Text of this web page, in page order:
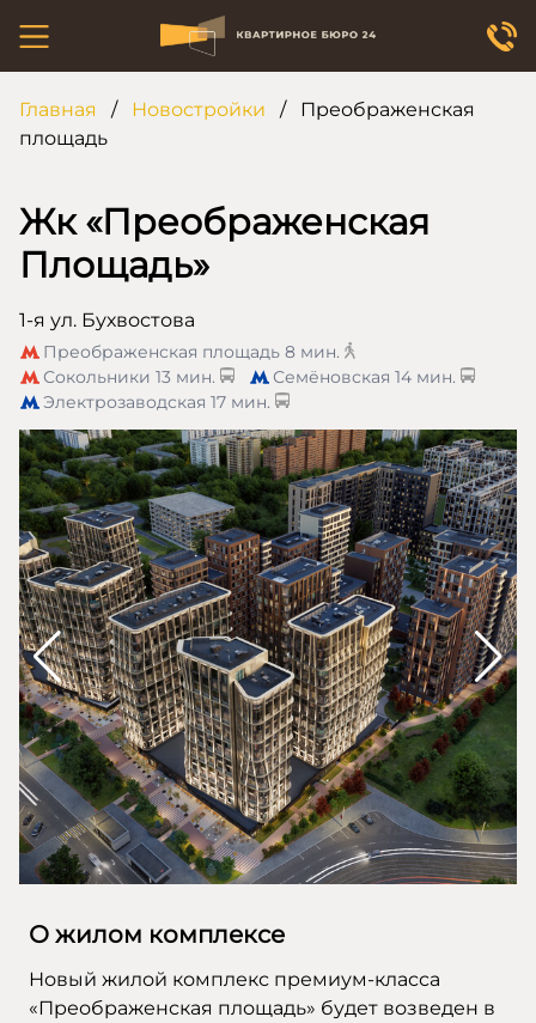
Главная / Новостройки / Преображенская
площадь
Жк «Преображенская
Площадь»
1-я ул. Бухвостова
Преображенская площадь 8 мин.
Сокольники 13 мин. Семёновская 14 мин.
Электрозаводская 17 мин.
О жилом комплексе
Новый жилой комплекс премиум-класса
«Преображенская площадь» будет возведен в